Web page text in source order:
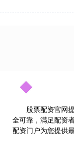
股票配资官网
全可靠，满足配资
配资门户为您提供